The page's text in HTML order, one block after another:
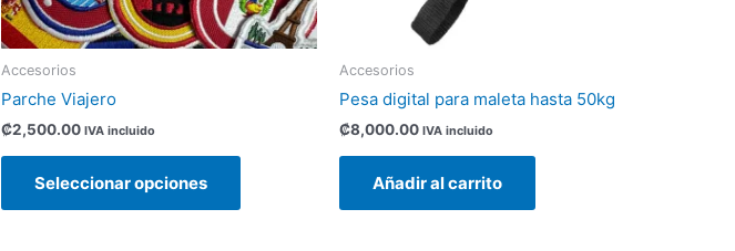
Accesorios
Parche Viajero
₡2,500.00 IVA incluido
Seleccionar opciones
en
la
Accesorios
Pesa digital para maleta hasta 50kg
₡8,000.00 IVA incluido
Añadir al carrito